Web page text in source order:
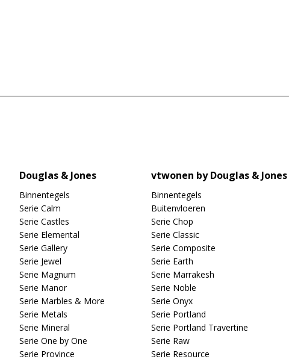
Douglas & Jones
Binnentegels
Serie Calm
Serie Castles
Serie Elemental
Serie Gallery
Serie Jewel
Serie Magnum
Serie Manor
Serie Marbles & More
Serie Metals
Serie Mineral
Serie One by One
Serie Province
vtwonen by Douglas & Jones
Binnentegels
Buitenvloeren
Serie Chop
Serie Classic
Serie Composite
Serie Earth
Serie Marrakesh
Serie Noble
Serie Onyx
Serie Portland
Serie Portland Travertine
Serie Raw
Serie Resource